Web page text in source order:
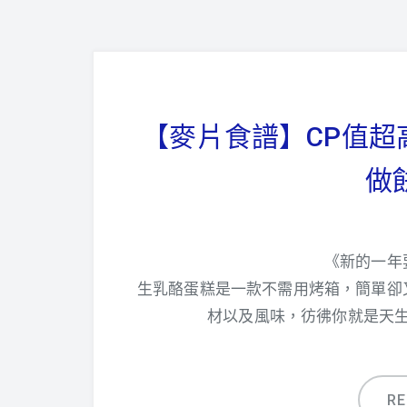
【麥片食譜】CP值
做
《新的一
生乳酪蛋糕是一款不需用烤箱，簡單
材以及風味，彷彿你就是天